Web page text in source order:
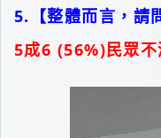
5.【整體而言，請
5成6 (56%)民眾